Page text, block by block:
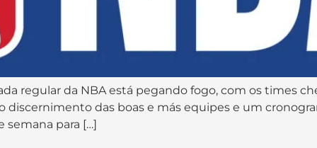
regular da NBA está pegando fogo, com os times
discernimento das boas e más equipes e um
semana para […]